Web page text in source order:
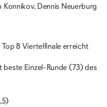
Konnikov, Dennis Neuerburg
8 Viertelfinale erreicht
Einzel-Runde (73) des